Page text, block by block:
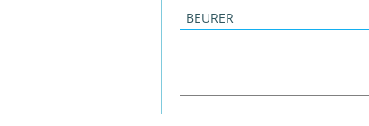
BEURER